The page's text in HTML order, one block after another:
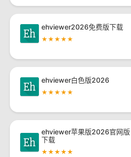
ehviewer2026免费版下载
★★★★★
ehviewer白色版2026
★★★★★
ehviewer苹果版2026官网版
下载
★★★★★